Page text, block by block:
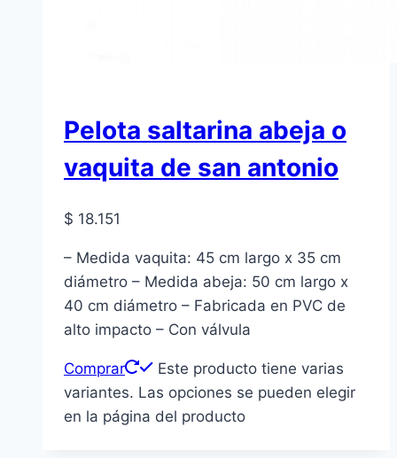
Pelota saltarina abeja o
vaquita de san antonio
$ 18.151
– Medida vaquita: 45 cm largo x 35 cm
diámetro – Medida abeja: 50 cm largo x
40 cm diámetro – Fabricada en PVC de
alto impacto – Con válvula
Comprar
Este producto tiene varias
variantes. Las opciones se pueden elegir
en la página del producto